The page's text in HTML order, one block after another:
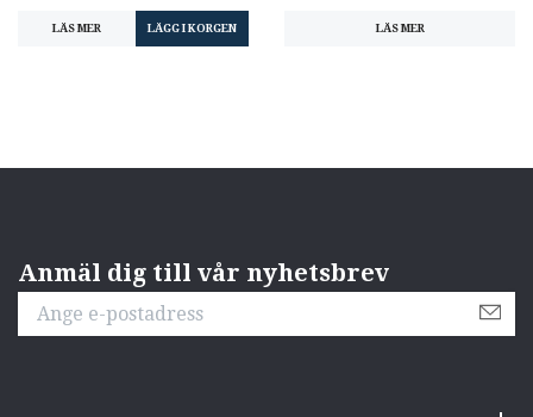
LÄS MER LÄS MER
Anmäl dig till vår nyhetsbrev